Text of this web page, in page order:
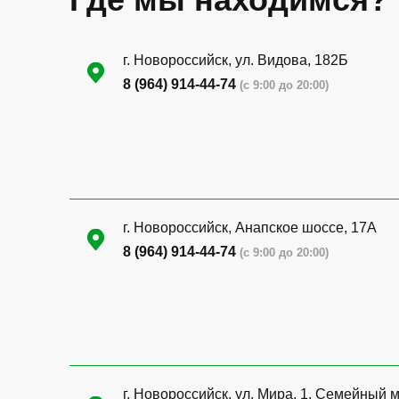
г. Новороссийск, ул. Видова, 182Б
8 (964) 914-44-74 (с 9:00 до 20:00)
г. Новороссийск, Анапское шоссе, 17А
8 (964) 914-44-74 (с 9:00 до 20:00)
г. Новороссийск, ул. Мира, 1, Семейный